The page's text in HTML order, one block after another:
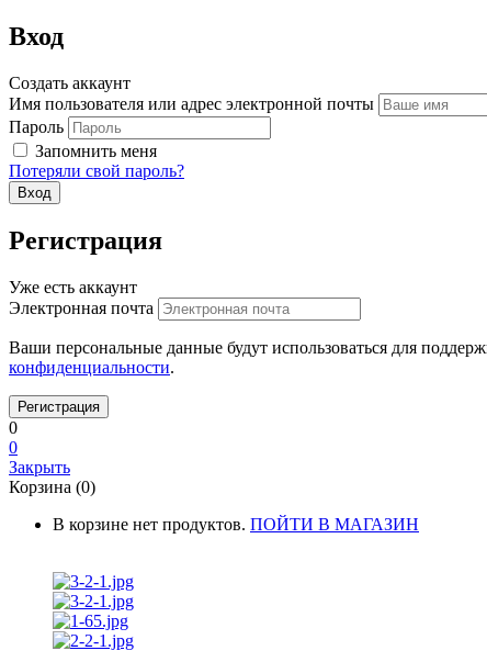
Вход
Создать аккаунт
Имя пользователя или адрес электронной почты
Пароль
Запомнить меня
Потеряли свой пароль?
Регистрация
Уже есть аккаунт
Электронная почта
Ваши персональные данные будут использоваться для
конфиденциальности.
0
0
Закрыть
Корзина (0)
В корзине нет продуктов. ПОЙТИ В МАГАЗИН